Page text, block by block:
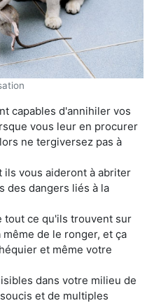
capables d'annihiler vos
vous leur en procurer
ne tergiversez pas à
ils vous aideront à abriter
des dangers liés à la
tout ce qu'ils trouvent sur
de le ronger, et ça
et même votre
dans votre milieu de
et de multiples